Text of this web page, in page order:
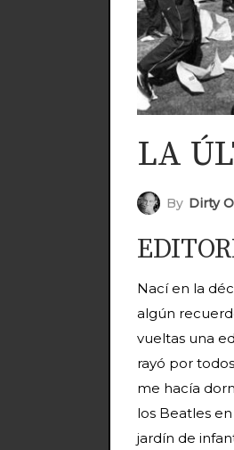
LA
By Dirty
Nací en la
algún
vueltas una
rayó por
me hacía
los Beatles
jardín de